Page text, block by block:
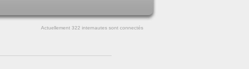
Actuellement 322 internautes sont connectés